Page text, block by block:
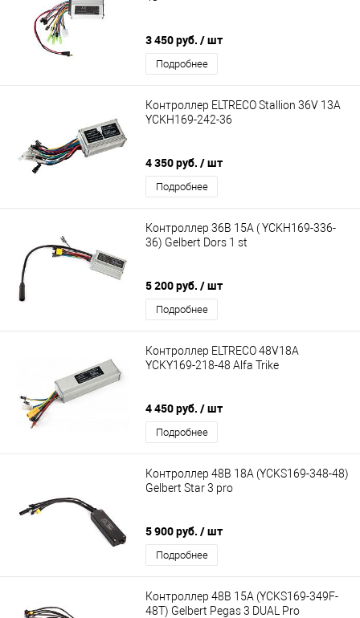
3 450 руб. / шт
Подробнее
Контроллер ELTRECO Stallion 36V 13A
YCKH169-242-36
4 350 руб. / шт
Подробнее
Контроллер 36В 15А ( YCKH169-336-
36) Gelbert Dors 1 st
5 200 руб. / шт
Подробнее
Контроллер ELTRECO 48V18A
YCKY169-218-48 Alfa Trike
4 450 руб. / шт
Подробнее
Контроллер 48В 18А (YCKS169-348-48)
Gelbert Star 3 pro
5 900 руб. / шт
Подробнее
Контроллер 48В 15А (YCKS169-349F-
48T) Gelbert Pegas 3 DUAL Pro